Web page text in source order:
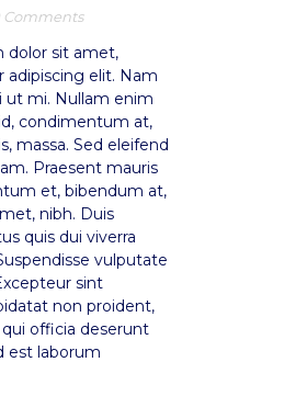
Comments
dolor sit amet,
adipiscing elit. Nam
ut mi. Nullam enim
condimentum at,
massa. Sed eleifend
Praesent mauris
et, bibendum at,
nibh. Duis
quis dui viverra
vulputate
sint
non proident,
officia deserunt
est laborum